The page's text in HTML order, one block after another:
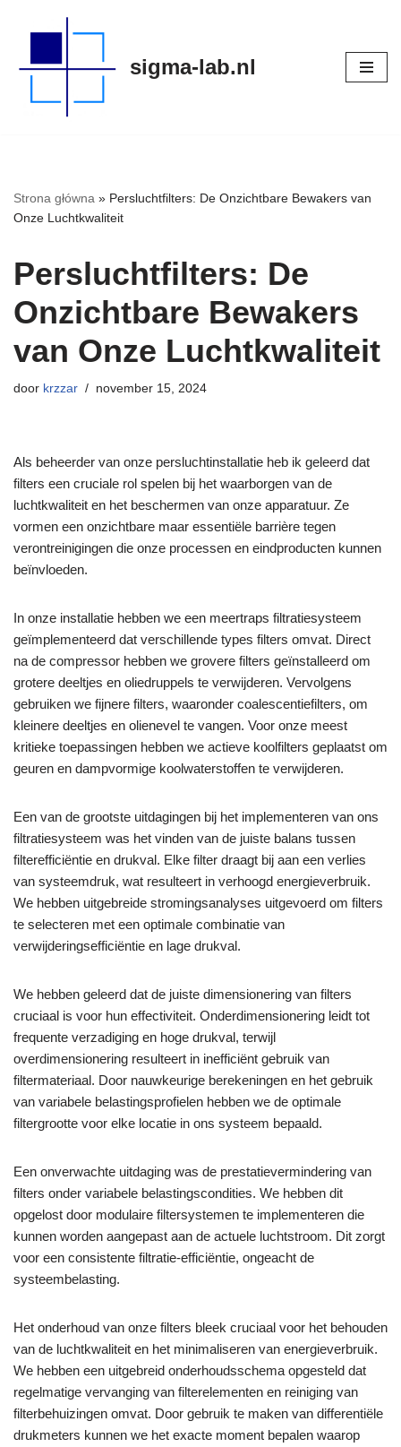
naar
sigma-lab.nl
Strona główna » Persluchtfilters: De Onzichtbare Bewakers van
Onze Luchtkwaliteit
Persluchtfilters: De
Onzichtbare Bewakers
van Onze Luchtkwaliteit
door krzzar november 15, 2024
Als beheerder van onze persluchtinstallatie heb ik geleerd dat
filters een cruciale rol spelen bij het waarborgen van de
luchtkwaliteit en het beschermen van onze apparatuur. Ze
vormen een onzichtbare maar essentiële barrière tegen
verontreinigingen die onze processen en eindproducten kunnen
beïnvloeden.
In onze installatie hebben we een meertraps filtratiesysteem
geïmplementeerd dat verschillende types filters omvat. Direct
na de compressor hebben we grovere filters geïnstalleerd om
grotere deeltjes en oliedruppels te verwijderen. Vervolgens
gebruiken we fijnere filters, waaronder coalescentiefilters, om
kleinere deeltjes en olienevel te vangen. Voor onze meest
kritieke toepassingen hebben we actieve koolfilters geplaatst om
geuren en dampvormige koolwaterstoffen te verwijderen.
Een van de grootste uitdagingen bij het implementeren van ons
filtratiesysteem was het vinden van de juiste balans tussen
filterefficiëntie en drukval. Elke filter draagt bij aan een verlies
van systeemdruk, wat resulteert in verhoogd energieverbruik.
We hebben uitgebreide stromingsanalyses uitgevoerd om filters
te selecteren met een optimale combinatie van
verwijderingsefficiëntie en lage drukval.
We hebben geleerd dat de juiste dimensionering van filters
cruciaal is voor hun effectiviteit. Onderdimensionering leidt tot
frequente verzadiging en hoge drukval, terwijl
overdimensionering resulteert in inefficiënt gebruik van
filtermateriaal. Door nauwkeurige berekeningen en het gebruik
van variabele belastingsprofielen hebben we de optimale
filtergrootte voor elke locatie in ons systeem bepaald.
Een onverwachte uitdaging was de prestatievermindering van
filters onder variabele belastingscondities. We hebben dit
opgelost door modulaire filtersystemen te implementeren die
kunnen worden aangepast aan de actuele luchtstroom. Dit zorgt
voor een consistente filtratie-efficiëntie, ongeacht de
systeembelasting.
Het onderhoud van onze filters bleek cruciaal voor het behouden
van de luchtkwaliteit en het minimaliseren van energieverbruik.
We hebben een uitgebreid onderhoudsschema opgesteld dat
regelmatige vervanging van filterelementen en reiniging van
filterbehuizingen omvat. Door gebruik te maken van differentiële
drukmeters kunnen we het exacte moment bepalen waarop